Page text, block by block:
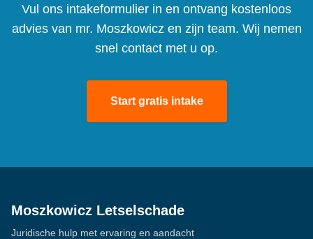
Vul ons intakeformulier in en ontvang kostenloos
advies van mr. Moszkowicz en zijn team. Wij nemen
snel contact met u op.
Start gratis intake
Moszkowicz Letselschade
Juridische hulp met ervaring en aandacht